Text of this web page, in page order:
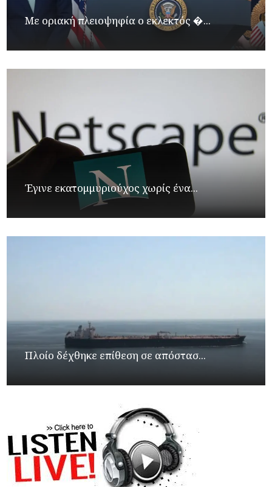
Με οριακή πλειοψηφία ο εκλεκτός �...
Έγινε εκατομμυριούχος χωρίς ένα...
Πλοίο δέχθηκε επίθεση σε απόστασ...